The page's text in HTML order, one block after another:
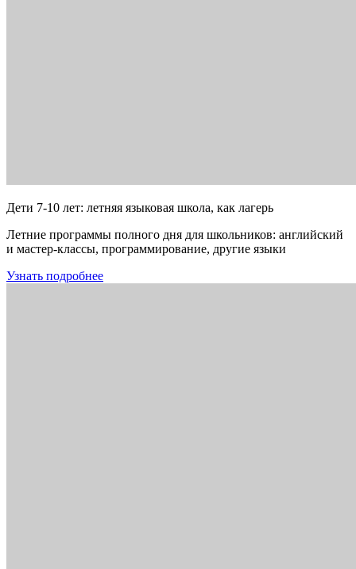
Дети 7-10 лет: летняя языковая школа, как лагерь
Летние программы полного дня для школьников: английский
и мастер-классы, программирование, другие языки
Узнать подробнее